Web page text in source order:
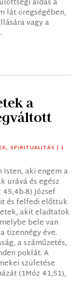
áldás a
lát öregségében,
vagy a
a
,SPIRITUALITÁS | 1
aki engem a
urává és egész
8) József
és felfedi előttük
akit eladtatok
bele van
tizennégy éve.
a száműzetés,
poklát. A
születése
(1Móz 41,51),